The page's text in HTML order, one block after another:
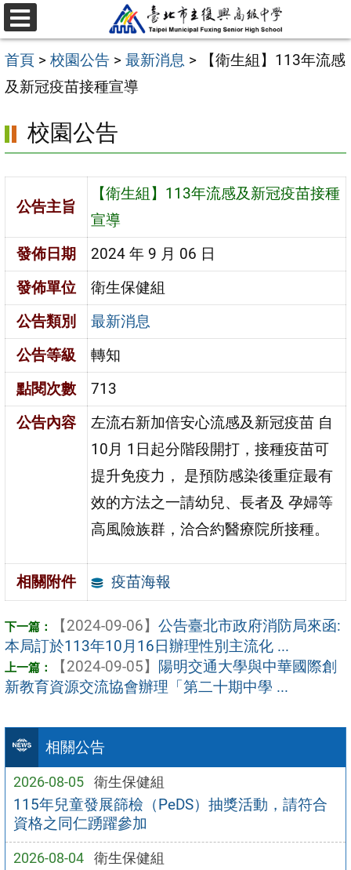
跳
至
主
要
容
區
選
單
首頁 > 校園公告 > 最新消息 >
【衛生組】113年流感
及新冠疫苗接種宣導
相關公告
2026-08-05 衛生保健組
115年兒童發展篩檢（PeDS）抽獎活動，請符合
資格之同仁踴躍參加
2026-08-04 衛生保健組
校園公告
公告主旨
【衛生組】113年流感及新冠疫苗接種
宣導
發佈日期
2024 年 9 月 06 日
發佈單位
衛生保健組
公告類別
最新消息
公告等級
轉知
點閱次數
713
公告內容
左流右新加倍安心流感及新冠疫苗 自
10月 1日起分階段開打，接種疫苗可
提升免疫力， 是預防感染後重症最有
效的方法之一請幼兒、長者及 孕婦等
高風險族群，洽合約醫療院所接種。
相關附件 疫苗海報
【2024-09-06】 公告臺北市政府消防局來函:
本局訂於113年10月16日辦理性別主流化 ...
【2024-09-05】 陽明交通大學與中華國際創
新教育資源交流協會辦理「第二十期中學 ...